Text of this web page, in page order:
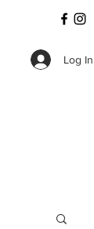
Log In